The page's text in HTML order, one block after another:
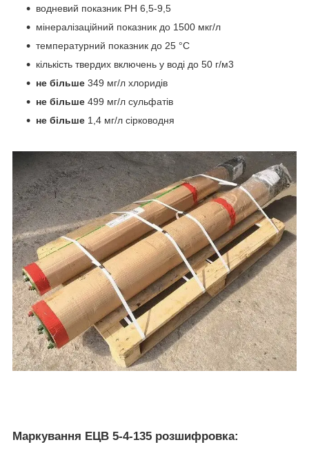
водневий показник PH 6,5-9,5
мінералізаційний показник до 1500 мкг/л
температурний показник до 25 °C
кількість твердих включень у воді до 50 г/м3
не більше 349 мг/л хлоридів
не більше 499 мг/л сульфатів
не більше 1,4 мг/л сірководня
Маркування ЕЦВ 5-4-135 розшифровка: